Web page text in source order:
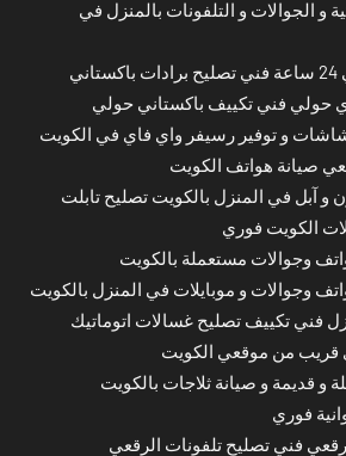
و الجوالات و التلفونات بالمنزل في
حولي فني تكييف باكستاني حولي
و توفير رسيفر واي فاي في الكويت
صيانة هواتف الكويت
و آبل في المنزل بالكويت تصليح تابلت
الكويت فوري
وجوالات مستعملة بالكويت
وجوالات و موبايلات في المنزل بالكويت
فني تكييف تصليح غسالات اتوماتيك
قريب من موقعي الكويت
و قديمة و صيانة ثلاجات بالكويت
فوري
فني تصليح تلفونات الرقعي